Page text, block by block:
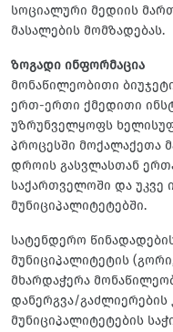
სოციალური მედიის
მასალების მომზადებას.
ზოგადი ინფორმაცია
მონაწილეობითი
ერთ-ერთი ქმედითი
უზრუნველყოფს
პროცესში მოქალაქეთა
დროის გასვლასთან
საქართველოში და უკვე
მუნიციპალიტეტებში.
სატენდერო
მუნიციპალიტეტის
მხარდაჭერა
დანერგვა/
მუნიციპალიტეტების